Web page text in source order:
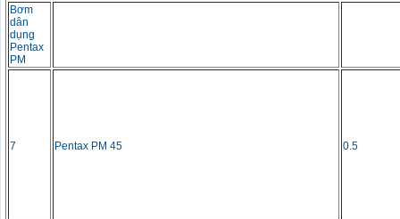
Bơm
dân
dụng
Pentax
PM
7 Pentax PM 45 0.5